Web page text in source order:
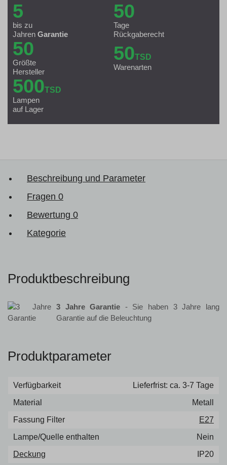
5
bis zu
Jahren Garantie
50
Tage
Rückgaberecht
50
Größte
Hersteller
50TSD
Warenarten
500TSD
Lampen
auf Lager
Beschreibung und Parameter
Fragen 0
Bewertung 0
Kategorie
Produktbeschreibung
3 Jahre Garantie - Sie haben 3 Jahre lang
Garantie auf die Beleuchtung
Produktparameter
Verfügbarkeit
Lieferfrist: ca. 3-7 Tage
Material
Metall
Fassung Filter
E27
Lampe/Quelle enthalten
Nein
Deckung
IP20